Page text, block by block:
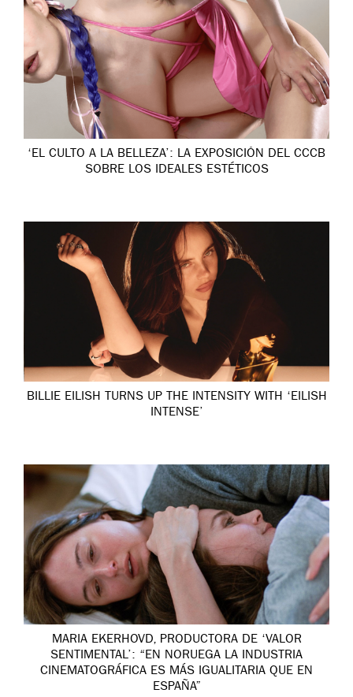
‘EL CULTO A LA BELLEZA’: LA EXPOSICIÓN DEL CCCB
SOBRE LOS IDEALES ESTÉTICOS
BILLIE EILISH TURNS UP THE INTENSITY WITH ‘EILISH
INTENSE’
MARIA EKERHOVD, PRODUCTORA DE ‘VALOR
SENTIMENTAL’: “EN NORUEGA LA INDUSTRIA
CINEMATOGRÁFICA ES MÁS IGUALITARIA QUE EN
ESPAÑA”